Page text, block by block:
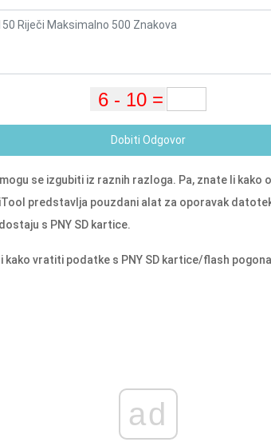
Dobiti Odgovor
se izgubiti iz raznih razloga. Pa, znate li kako
predstavlja pouzdani alat za oporavak
s PNY SD kartice.
kako vratiti podatke s PNY SD kartice/flash
ad